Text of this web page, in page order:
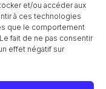
et/ou accéder aux
à ces technologies
que le comportement
fait de ne pas consentir
effet négatif sur